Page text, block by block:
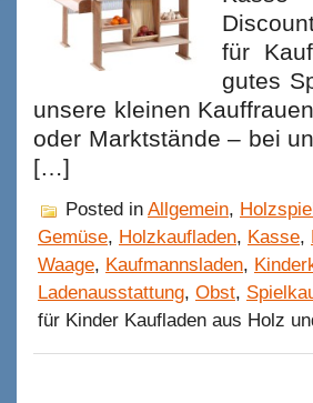
für
gutes
unsere kleinen
oder Marktstände – bei
[…]
Posted in Allgemein,
Gemüse, Holzkaufladen, Kasse,
Waage, Kaufmannsladen,
Ladenausstattung, Obst,
für Kinder Kaufladen aus Holz